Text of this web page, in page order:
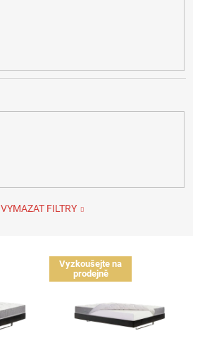
VYMAZAT FILTRY
Vyzkoušejte na
prodejně